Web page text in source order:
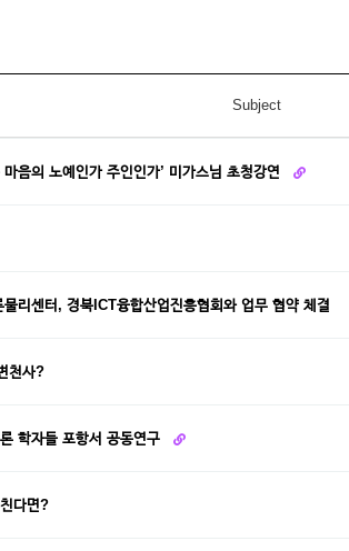
Subject
음의 노예인가 주인인가’ 미가스님 초청강연
리센터, 경북ICT융합산업진흥협회와 업무 협약 체결
천사?
학자들 포항서 공동연구
다면?